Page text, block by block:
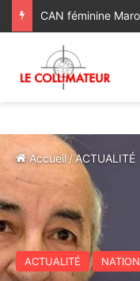
Accueil /ACTUALITÉ
ACTUALITÉ NATION